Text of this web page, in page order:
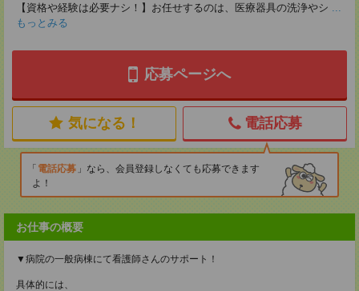
【資格や経験は必要ナシ！】お任せするのは、医療器具の洗浄やシ ...
もっとみる
応募ページへ
気になる！ 電話応募
電話応募
なら、会員登録しなくても応募できます
よ！
お仕事の概要
▼病院の一般病棟にて看護師さんのサポート！
具体的には、